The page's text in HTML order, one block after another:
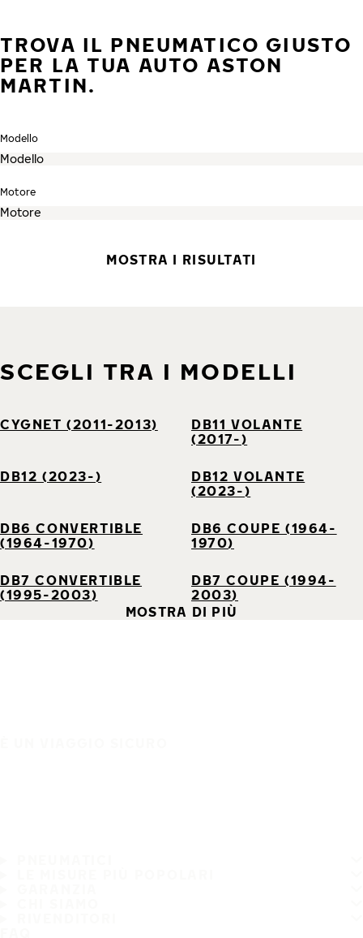
TROVA IL PNEUMATICO GIUSTO
PER LA TUA AUTO ASTON
MARTIN.
Modello
Motore
MOSTRA I RISULTATI
SCEGLI TRA I MODELLI
CYGNET (2011-2013)
DB11 VOLANTE
(2017-)
DB12 (2023-)
DB12 VOLANTE
(2023-)
DB6 CONVERTIBLE
(1964-1970)
DB6 COUPE (1964-
1970)
DB7 CONVERTIBLE
(1995-2003)
DB7 COUPE (1994-
2003)
MOSTRA DI PIÙ